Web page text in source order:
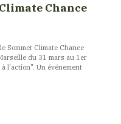
Chance
Sommet Climate Chance
du 31 mars au 1er
l'action". Un événement